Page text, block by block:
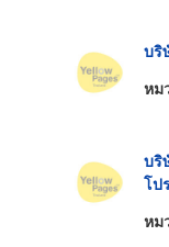
บริ
หม
บริ
โป
หม